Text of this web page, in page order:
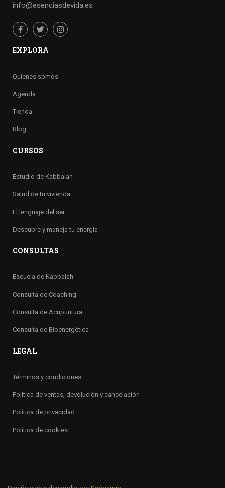
info@esenciasdevida.es
EXPLORA
Quienes somos
Agenda
Tienda
Blog
CURSOS
Estudio de Kabbalah
Salud de tu vivienda
El lenguaje del ser
Descubre y maneja tu energía
CONSULTAS
Escuela de Kabbalah
Consulta de Coaching
Consulta de Acupuntura
Consulta de Bioenergética
LEGAL
Términos y condiciones
Política de ventas, devolución y cancelación
Política de privacidad
Política de cookies